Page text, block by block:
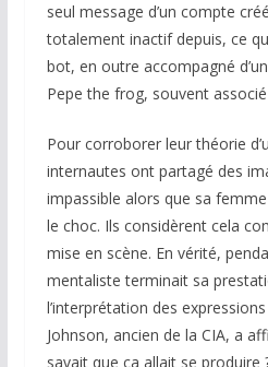
seul message d’un compte
totalement inactif depuis, ce qui
bot, en outre accompagné
Pepe the frog, souvent
Pour corroborer leur théorie
internautes ont partagé des
impassible alors que sa
le choc. Ils considèrent cela
mise en scène. En vérité,
mentaliste terminait sa
l’interprétation des
Johnson, ancien de la CIA, a
savait que ça allait se produire